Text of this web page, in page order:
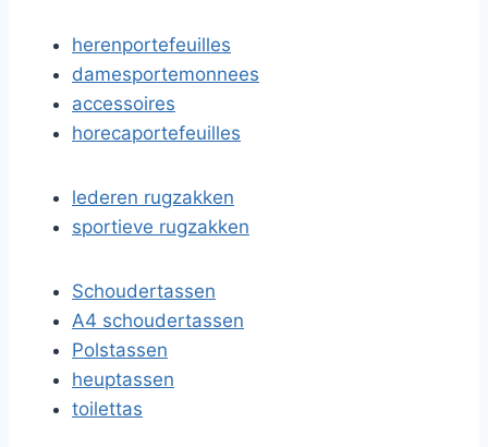
herenportefeuilles
damesportemonnees
accessoires
horecaportefeuilles
lederen rugzakken
sportieve rugzakken
Schoudertassen
A4 schoudertassen
Polstassen
heuptassen
toilettas